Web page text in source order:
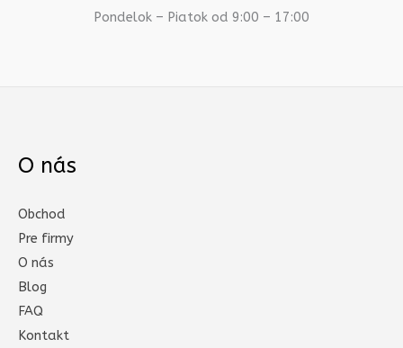
Pondelok – Piatok od 9:00 – 17:00
O nás
Obchod
Pre firmy
O nás
Blog
FAQ
Kontakt